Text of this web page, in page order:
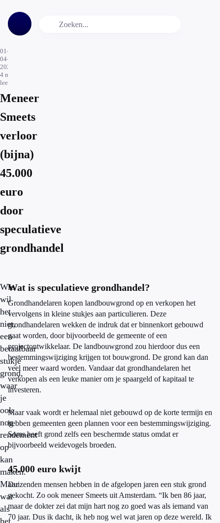
01-
04-
2024
4 min.
leestijd
Meneer
Smeets
verloor
(bijna)
45.000
euro
door
speculatieve
grondhandel
Wie
wil
het
niet,
een
betaalbaar
stukje
grond,
waar
je
ook
nog
rendement
op
kan
maken.
Maar
wat
als
het
Wat is speculatieve grondhandel?
Grondhandelaren kopen landbouwgrond op en verkopen het
vervolgens in kleine stukjes aan particulieren. Deze
grondhandelaren wekken de indruk dat er binnenkort gebouwd
gaat worden, door bijvoorbeeld de gemeente of een
projectontwikkelaar. De landbouwgrond zou hierdoor dus een
bestemmingswijziging krijgen tot bouwgrond. De grond kan dan
veel meer waard worden. Vandaar dat grondhandelaren het
verkopen als een leuke manier om je spaargeld of kapitaal te
investeren.
Maar vaak wordt er helemaal niet gebouwd op de korte termijn en
hebben gemeenten geen plannen voor een bestemmingswijziging.
Soms heeft grond zelfs een beschermde status omdat er
bijvoorbeeld weidevogels broeden.
45.000 euro kwijt
Duizenden mensen hebben in de afgelopen jaren een stuk grond
gekocht. Zo ook meneer Smeets uit Amsterdam. “Ik ben 86 jaar,
maar de dokter zei dat mijn hart nog zo goed was als iemand van
70 jaar. Dus ik dacht, ik heb nog wel wat jaren op deze wereld. Ik